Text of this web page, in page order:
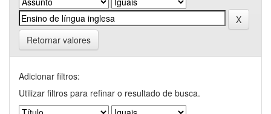
Retornar valores
Adicionar filtros:
Utilizar filtros para refinar o resultado de busca.